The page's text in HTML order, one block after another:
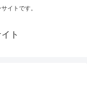
イトです。
ト